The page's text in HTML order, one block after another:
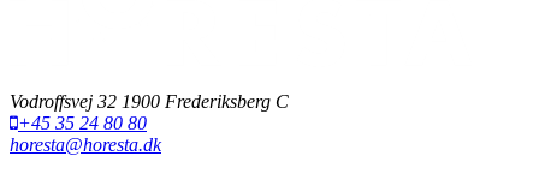
Vodroffsvej 32 1900 Frederiksberg C
+45 35 24 80 80
horesta@horesta.dk